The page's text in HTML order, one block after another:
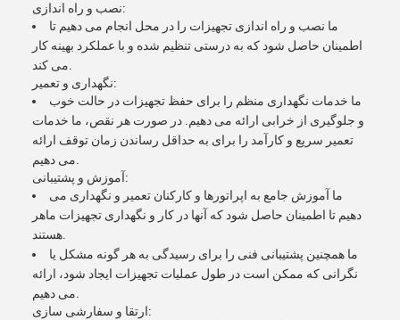
نصب و راه اندازی:
ما نصب و راه اندازی تجهیزات را در محل انجام می دهیم تا
اطمینان حاصل شود که به درستی تنظیم شده و با عملکرد بهینه کار
نگهداری و تعمیر:
ما خدمات نگهداری منظم را برای حفظ تجهیزات در حالت خوب
و جلوگیری از خرابی ارائه می دهیم. در صورت هر نقص، ما خدمات
تعمیر سریع و کارآمد را برای به حداقل رساندن زمان توقف ارائه
آموزش و پشتیبانی:
ما آموزش جامع به اپراتورها و کارکنان تعمیر و نگهداری می
دهیم تا اطمینان حاصل شود که آنها در کار و نگهداری تجهیزات ماهر
ما همچنین پشتیبانی فنی را برای رسیدگی به هر گونه مشکل یا
نگرانی که ممکن است در طول عملیات تجهیزات ایجاد شود، ارائه
ارتقا و سفارشی سازی: